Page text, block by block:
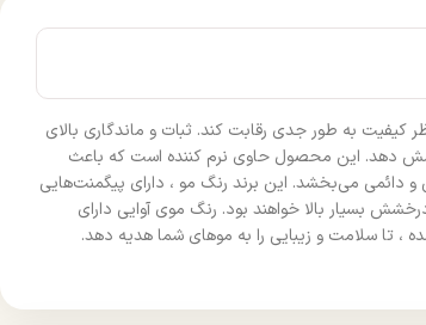
کیفیت به طور جدی رقابت کند. ثبات و ماندگاری بالای
دهد. این محصول حاوی نرم کننده است که باعث
دائمی می‌بخشد. این برند رنگ مو ، دارای پیگمنت‌هایی
بسیار بالا خواهند بود. رنگ موی آوایی دارای
، تا سلامت و زیبایی را به موهای شما هدیه دهد.